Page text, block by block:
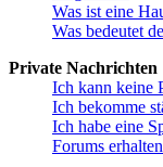
Was ist eine
Was bedeutet
Private Nachrichten
Ich kann keine
Ich bekomme
Ich habe eine
Forums